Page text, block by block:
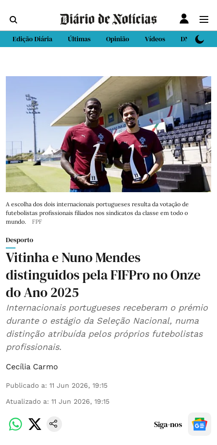
Edição Diária Últimas Opinião Vídeos DN Sport
A escolha dos dois internacionais portugueses resulta da votação de
futebolistas profissionais filiados nos sindicatos da classe em todo o
mundo.
FPF
Desporto
Vitinha e Nuno Mendes
distinguidos pela FIFPro no Onze
do Ano 2025
Internacionais portugueses receberam o prémio
durante o estágio da Seleção Nacional, numa
distinção atribuída pelos próprios futebolistas
profissionais.
Cecília Carmo
Publicado a: 11 Jun 2026, 19:15
Atualizado a: 11 Jun 2026, 19:15
Siga-nos